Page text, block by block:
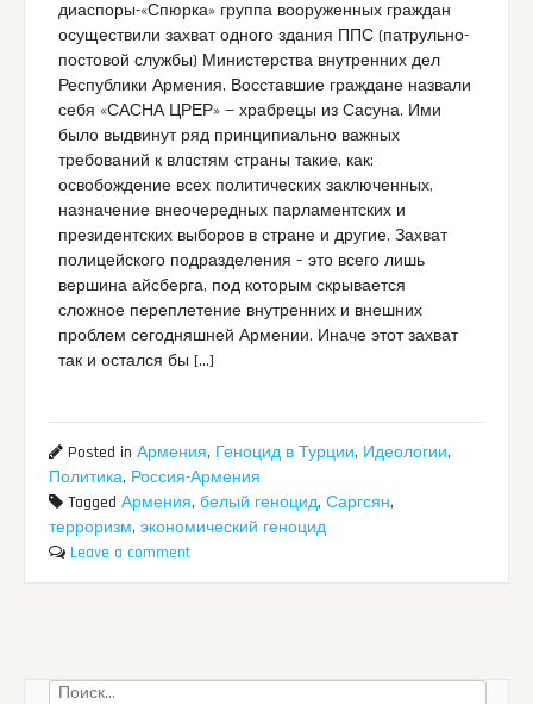
диаспоры-«Спюрка» группа вооруженных граждан
осуществили захват одного здания ППС (патрульно-
постовой службы) Министерства внутренних дел
Республики Армения. Восставшие граждане назвали
себя «САСНА ЦРЕР» — храбрецы из Сасуна. Ими
было выдвинут ряд принципиально важных
требований к влaстям страны такие, как:
освобождение всех политических заключенных,
назначение внеочередных парламентских и
президентских выборов в стране и другие. Захват
полицейского подразделения – это всего лишь
вершина айсберга, под которым скрывается
сложное переплетение внутренних и внешних
проблем сегодняшней Армении. Иначе этот захват
так и остался бы […]
Posted inАрмения, Геноцид в Турции, Идеологии,
Политика, Россия-Армения
TaggedАрмения,белый геноцид,Саргсян,
терроризм,экономический геноцид
Leave a comment
Найти: